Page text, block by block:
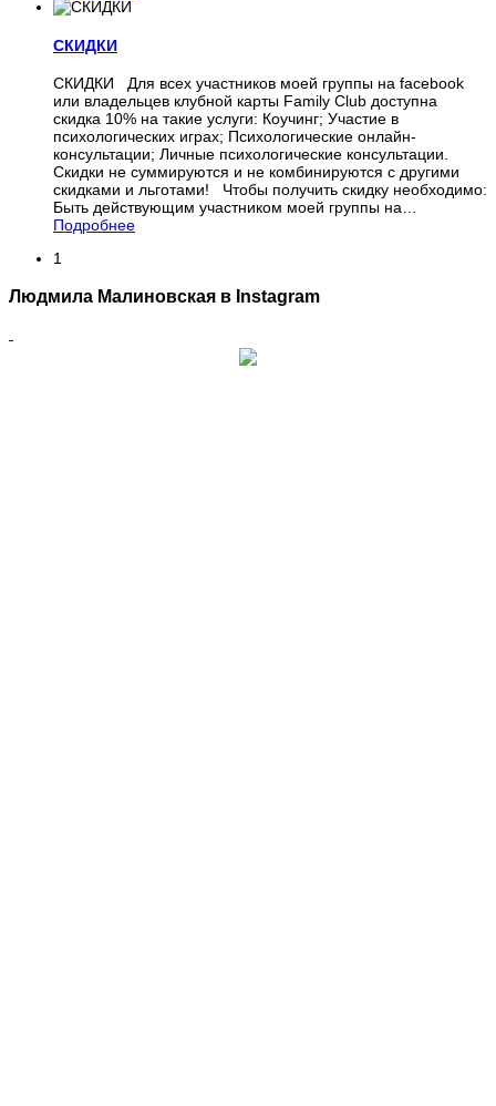
СКИДКИ
СКИДКИ Для всех участников моей группы на facebook
или владельцев клубной карты Family Club доступна
скидка 10% на такие услуги: Коучинг; Участие в
психологических играх; Психологические онлайн-
консультации; Личные психологические консультации.
Скидки не суммируются и не комбинируются с другими
скидками и льготами! Чтобы получить скидку необходимо:
Быть действующим участником моей группы на…
Подробнее
1
Людмила Малиновская в Instagram